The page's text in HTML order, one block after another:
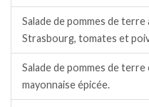
Salade de pommes de
Strasbourg, tomates et
Salade de pommes de
mayonnaise épicée.